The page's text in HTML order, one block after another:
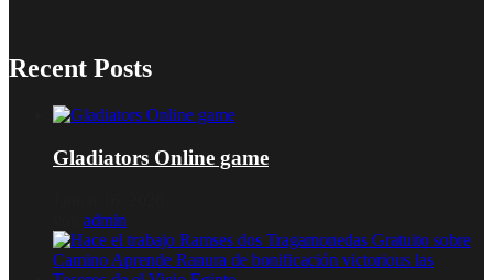
Recent Posts
Gladiators Online game
admin